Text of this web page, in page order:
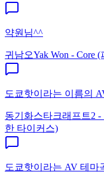
약원님^^
귀남오Yak Won - Core
도쿄핫이라는 이름의
동기화스타크래프트2
한 타이커스)
도쿄핫이라는 AV 테마